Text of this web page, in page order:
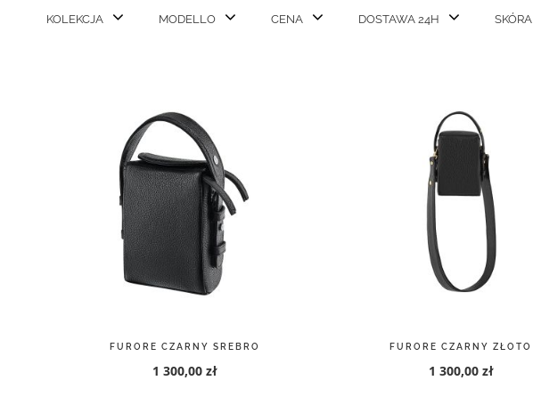
KOLEKCJA MODELLO CENA DOSTAWA 24H SKÓRA
FURORE CZARNY SREBRO
1 300,00 zł
FURORE CZARNY ZŁOTO
1 300,00 zł